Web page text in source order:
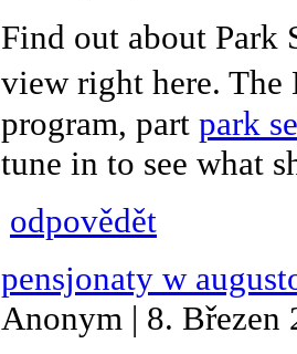
Find out about Park
view right here. The
program, part park
tune in to see what
odpovědět
pensjonaty w
Anonym | 8. Březen